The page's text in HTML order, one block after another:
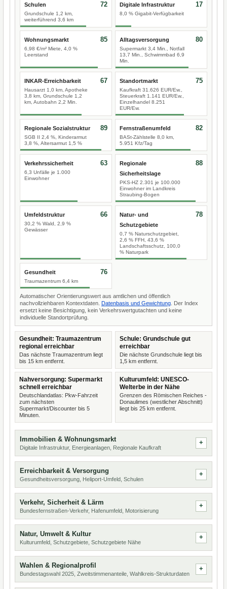
Schulen
Grundschule 1,2 km,
weiterführend 3,6 km
72 Digitale Infrastruktur
8,0 % Gigabit-Verfügbarkeit
17
Wohnungsmarkt
6,98 €/m² Miete, 4,0 %
Leerstand
85 Alltagsversorgung
Supermarkt 3,4 Min., Notfall
13,7 Min., Schwimmbad 6,9
Min.
80
INKAR-Erreichbarkeit
Hausarzt 1,0 km, Apotheke
3,8 km, Grundschule 1,2
km, Autobahn 2,2 Min.
67 Standortmarkt
Kaufkraft 31.626 EUR/Ew.,
Steuerkraft 1.141 EUR/Ew.,
Einzelhandel 8.251
EUR/Ew.
75
Regionale Sozialstruktur
SGB II 2,4 %, Kinderarmut
3,8 %, Altersarmut 1,5 %
89 Fernstraßenumfeld
BASt-Zählstelle 8,0 km,
5.951 Kfz/Tag
82
Verkehrssicherheit
6,3 Unfälle je 1.000
Einwohner
63
Regionale
Sicherheitslage
PKS-HZ 2.301 je 100.000
Einwohner im Landkreis
Straubing-Bogen
88
Umfeldstruktur
30,2 % Wald, 2,9 %
Gewässer
66
Natur- und
Schutzgebiete
0,7 % Naturschutzgebiet,
2,6 % FFH, 43,6 %
Landschaftsschutz, 100,0
% Naturpark
78
Gesundheit
Traumazentrum 6,4 km
76
Automatischer Orientierungswert aus amtlichen und öffentlich
nachvollziehbaren Kontextdaten. Datenbasis und Gewichtung . Der Index
ersetzt keine Besichtigung, kein Verkehrswertgutachten und keine
individuelle Standortprüfung.
Gesundheit: Traumazentrum
regional erreichbar
Das nächste Traumazentrum liegt
bis 15 km entfernt.
Schule: Grundschule gut
erreichbar
Die nächste Grundschule liegt bis
1,5 km entfernt.
Nahversorgung: Supermarkt
schnell erreichbar
Deutschlandatlas: Pkw-Fahrzeit
zum nächsten
Supermarkt/Discounter bis 5
Minuten.
Kulturumfeld: UNESCO-
Welterbe in der Nähe
Grenzen des Römischen Reiches -
Donaulimes (westlicher Abschnitt)
liegt bis 25 km entfernt.
Immobilien & Wohnungsmarkt
Digitale Infrastruktur, Energieanlagen, Regionale Kaufkraft
Erreichbarkeit & Versorgung
Gesundheitsversorgung, Heliport-Umfeld, Schulen
Verkehr, Sicherheit & Lärm
Bundesfernstraßen-Verkehr, Hafenumfeld, Motorisierung
Natur, Umwelt & Kultur
Kulturumfeld, Schutzgebiete, Schutzgebiete Nähe
Wahlen & Regionalprofil
Bundestagswahl 2025, Zweitstimmenanteile, Wahlkreis-Strukturdaten